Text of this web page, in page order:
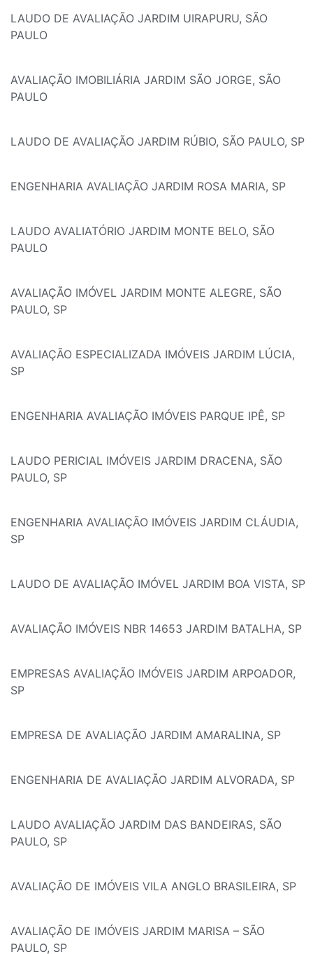
LAUDO DE AVALIAÇÃO JARDIM UIRAPURU, SÃO
PAULO
AVALIAÇÃO IMOBILIÁRIA JARDIM SÃO JORGE, SÃO
PAULO
LAUDO DE AVALIAÇÃO JARDIM RÚBIO, SÃO PAULO, SP
ENGENHARIA AVALIAÇÃO JARDIM ROSA MARIA, SP
LAUDO AVALIATÓRIO JARDIM MONTE BELO, SÃO
PAULO
AVALIAÇÃO IMÓVEL JARDIM MONTE ALEGRE, SÃO
PAULO, SP
AVALIAÇÃO ESPECIALIZADA IMÓVEIS JARDIM LÚCIA,
SP
ENGENHARIA AVALIAÇÃO IMÓVEIS PARQUE IPÊ, SP
LAUDO PERICIAL IMÓVEIS JARDIM DRACENA, SÃO
PAULO, SP
ENGENHARIA AVALIAÇÃO IMÓVEIS JARDIM CLÁUDIA,
SP
LAUDO DE AVALIAÇÃO IMÓVEL JARDIM BOA VISTA, SP
AVALIAÇÃO IMÓVEIS NBR 14653 JARDIM BATALHA, SP
EMPRESAS AVALIAÇÃO IMÓVEIS JARDIM ARPOADOR,
SP
EMPRESA DE AVALIAÇÃO JARDIM AMARALINA, SP
ENGENHARIA DE AVALIAÇÃO JARDIM ALVORADA, SP
LAUDO AVALIAÇÃO JARDIM DAS BANDEIRAS, SÃO
PAULO, SP
AVALIAÇÃO DE IMÓVEIS VILA ANGLO BRASILEIRA, SP
AVALIAÇÃO DE IMÓVEIS JARDIM MARISA – SÃO
PAULO, SP